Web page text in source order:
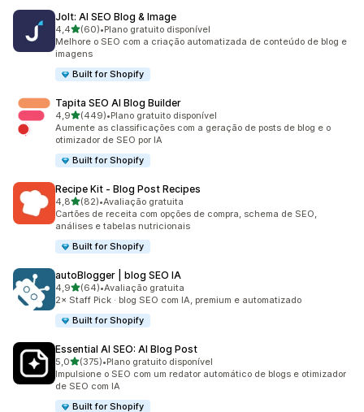
Jolt: AI SEO Blog & Image
4,4de 5 estrelas
(60)
60 avaliações ao todo
•Plano gratuito disponível
Melhore o SEO com a criação automatizada de conteúdo de blog e
imagens
Built for Shopify
Tapita SEO AI Blog Builder
4,9de 5 estrelas
(449)
449 avaliações ao todo
•Plano gratuito disponível
Aumente as classificações com a geração de posts de blog e o
otimizador de SEO por IA
Built for Shopify
Recipe Kit ‑ Blog Post Recipes
4,8de 5 estrelas
(82)
82 avaliações ao todo
•Avaliação gratuita
Cartões de receita com opções de compra, schema de SEO,
análises e tabelas nutricionais
Built for Shopify
autoBlogger | blog SEO IA
4,9de 5 estrelas
(64)
64 avaliações ao todo
•Avaliação gratuita
2× Staff Pick · blog SEO com IA, premium e automatizado
Built for Shopify
Essential AI SEO: AI Blog Post
5,0de 5 estrelas
(375)
375 avaliações ao todo
•Plano gratuito disponível
Impulsione o SEO com um redator automático de blogs e otimizador
de SEO com IA
Built for Shopify